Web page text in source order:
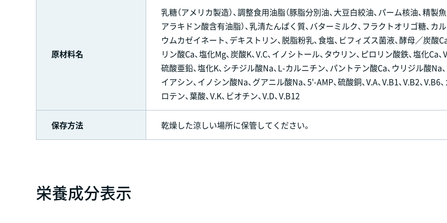
原材料名
乳糖（アメリカ製造）、調整食用油脂（豚脂分別油、大豆白絞油、パーム核油、精製魚
アラキドン酸含有油脂）、乳清たんぱく質、バターミルク、フラクトオリゴ糖、カ
ウムカゼイネート、デキストリン、脱脂粉乳、食塩、ビフィズス菌液、酵母／炭酸Ca
リン酸Ca、塩化Mg、炭酸K、V.C、イノシトール、タウリン、ピロリン酸鉄、塩化Ca、
硫酸亜鉛、塩化K、シチジル酸Na、L-カルニチン、パントテン酸Ca、ウリジル酸Na
イアシン、イノシン酸Na、グアニル酸Na、5'-AMP、硫酸銅、V.A、V.B1、V.B2、V.B6、
ロテン、葉酸、V.K、ビオチン、V.D、V.B12
保存方法 乾燥した涼しい場所に保管してください。
栄養成分表示